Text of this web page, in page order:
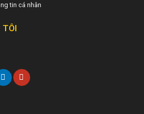
tin cá nhân
TÔI